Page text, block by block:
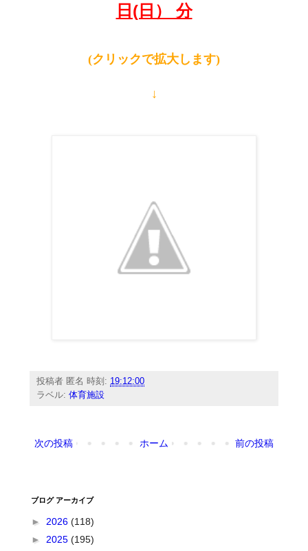
日(日） 分
(クリックで拡大します)
↓
投稿者 匿名 時刻: 19:12:00
ラベル:体育施設
次の投稿 前の投稿
ホーム
ブログ アーカイブ
► 2026(118)
►2025(195)